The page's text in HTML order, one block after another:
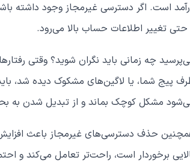
است. اگر دسترسی غیرمجاز وجود داشته
تغییر اطلاعات حساب بالا می‌رود.
چه زمانی باید نگران شوید؟ وقتی
پیج شما، یا لاگین‌های مشکوک دیده شد،
مشکل کوچک بماند و از تبدیل شدن به
حذف دسترسی‌های غیرمجاز باعث
برخوردار است، راحت‌تر تعامل می‌کند و